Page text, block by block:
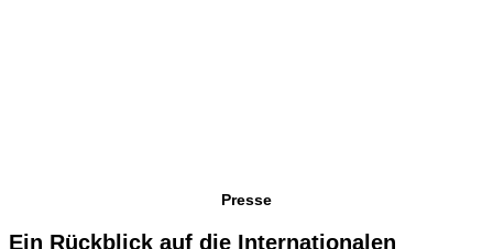
Presse
Ein Rückblick auf die Internationalen